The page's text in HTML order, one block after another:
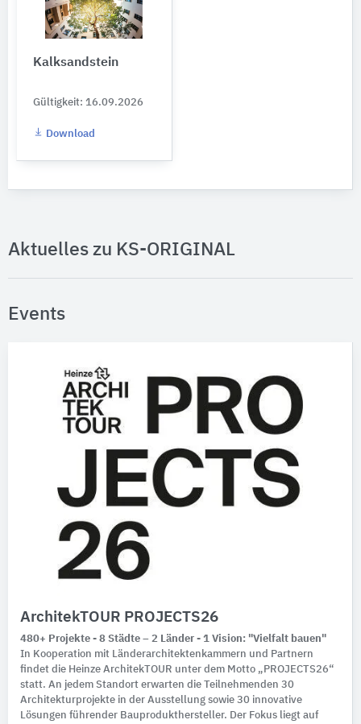
Kalksandstein
Gültigkeit: 16.09.2026
Download
Aktuelles zu KS-ORIGINAL
Events
ArchitekTOUR PROJECTS26
480+ Projekte - 8 Städte – 2 Länder - 1 Vision: "Vielfalt bauen"
In Kooperation mit Länderarchitektenkammern und Partnern
findet die Heinze ArchitekTOUR unter dem Motto „PROJECTS26“
statt. An jedem Standort erwarten die Teilnehmenden 30
Architekturprojekte in der Ausstellung sowie 30 innovative
Lösungen führender Bauprodukthersteller. Der Fokus liegt auf